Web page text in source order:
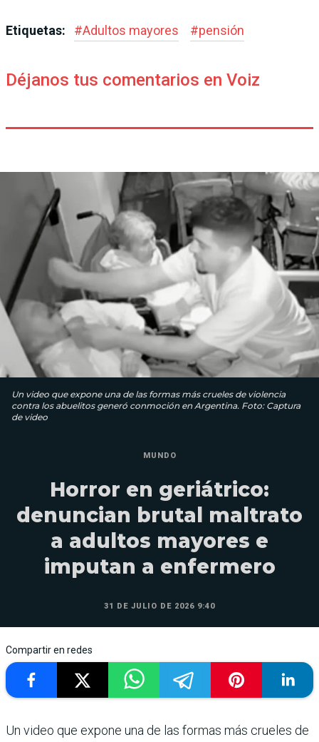
Etiquetas: #Adultos mayores #pensión
Déjanos tus comentarios en Voiz
Un video que expone una de las formas más crueles de violencia
contra los abuelitos generó conmoción en Argentina. Foto: Captura
de video
MUNDO
Horror en geriátrico:
denuncian brutal maltrato
a adultos mayores e
imputan a enfermero
31 DE JULIO DE 2026 9:40
Compartir en redes
Un video que expone una de las formas más crueles de